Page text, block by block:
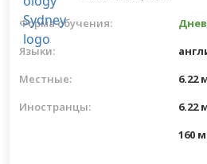
Форма обучения:
Языки:
Местные:
6.22
Иностранцы:
6.22
160